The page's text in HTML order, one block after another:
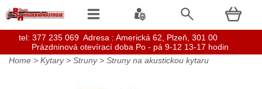
Home > Kytary> Struny> Struny na akustickou kytaru
tel: 377 235 069 Adresa : Americká 62, Plzeň, 301 00
Prázdninová otevírací doba Po - pá 9-12 13-17 hodin